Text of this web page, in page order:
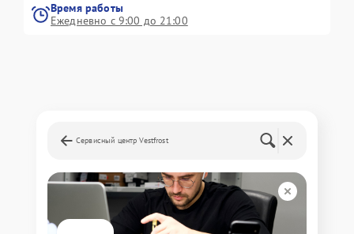
Время работы
Ежедневно с 9:00 до 21:00
Сервисный центр Vestfrost